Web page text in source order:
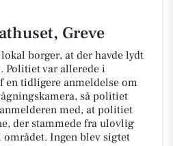
Greve
borger, at der havde lydt
Politiet var allerede i
en tidligere anmeldelse om
så politiet
med, at politiet
der stammede fra ulovlig
Ingen blev sigtet